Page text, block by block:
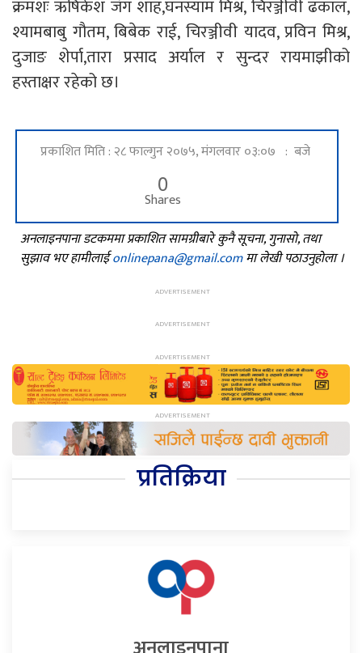
क्रमशः ऋषिकेश जंग शाह,घनस्याम मिश्र, चिरञ्जीवी ढकाल,
श्यामबाबु गौतम, बिबेक राई, चिरञ्जीवी यादव, प्रविन मिश्र,
दुजाङ शेर्पा,तारा प्रसाद अर्याल र सुन्दर रायमाझीको
हस्ताक्षर रहेको छ।
प्रकाशित मिति : २८ फाल्गुन २०७५, मंगलवार ०३:०७ : बजे
0
Shares
अनलाइनपाना डटकममा प्रकाशित सामग्रीबारे कुनै सूचना, गुनासो, तथा
सुझाव भए हामीलाईonlinepana@gmail.comमा लेखी पठाउनुहोला ।
प्रतिक्रिया